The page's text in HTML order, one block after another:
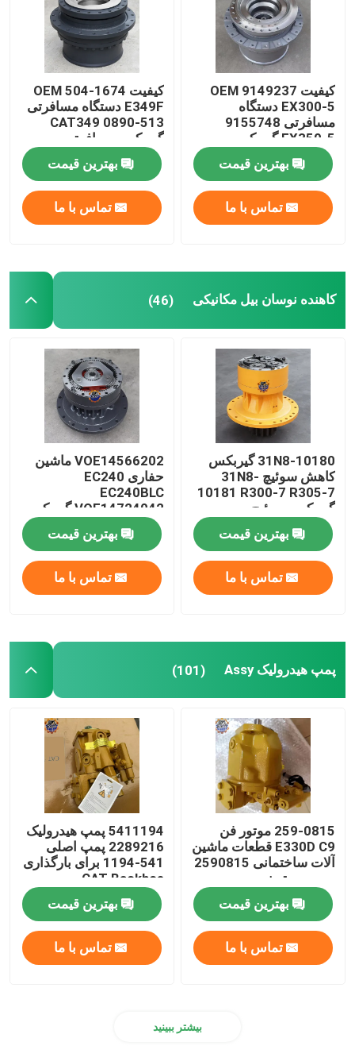
تور کارخانه
کنترل کیفیت
با ما تماس بگیرید
اخبار
موتور محرک نهایی بیل مکانیکی
گیربکس مسافرتی بیل مکانیکی
کاهنده نوسان بیل مکانیکی
پمپ هیدرولیک Assy
قطعات موتور بیل مکانیکی
قطعات الکتریکی بیل مکانیکی
توربو شارژر بیل مکانیکی
Assy موتور دیزل
قطعات کابین بیل مکانیکی
کیفیت OEM 9149237
EX300-5 دستگاه
مسافرتی 9155748
EX350-5 گیربکس
مسافرتی
بهترین قیمت
تماس با ما
کیفیت OEM 504-1674
E349F دستگاه مسافرتی
513-0890 CAT349
گیربکس مسافرتی
بهترین قیمت
تماس با ما
کاهنده نوسان بیل مکانیکی (46)
31N8-10180 گیربکس
کاهش سوئیچ 31N8-
10181 R300-7 R305-7
گیربکس سوئیچ
بهترین قیمت
تماس با ما
VOE14566202 ماشین
حفاری EC240
EC240BLC
VOE14724042 گیربکس
سوئیچ
بهترین قیمت
تماس با ما
پمپ هیدرولیک Assy (101)
259-0815 موتور فن
E330D C9 قطعات ماشین
آلات ساختمانی 2590815
پمپ پیستون
بهترین قیمت
تماس با ما
5411194 پمپ هیدرولیک
2289216 پمپ اصلی
541-1194 برای بارگذاری
CAT Backhoe
بهترین قیمت
تماس با ما
بیشتر ببینید